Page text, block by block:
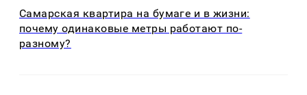
Самарская квартира на бумаге и в жизни:
почему одинаковые метры работают по-
разному?